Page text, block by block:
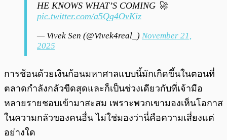
HE KNOWS WHAT’S COMING 🚀
pic.twitter.com/a5Qg4OvKiz
— Vivek Sen (@Vivek4real_) November 21,
2025
การช้อนด้วยเงินก้อนมหาศาลแบบนี้มักเกิดขึ้นในตอนที่
ตลาดกำลังกลัวขีดสุดและก็เป็นช่วงเดียวกับที่เจ้ามือ
หลายรายชอบเข้ามาสะสม เพราะพวกเขามองเห็นโอกาส
ในความกลัวของคนอื่น ไม่ใช่มองว่านี่คือความเสี่ยงแต่
อย่างใด